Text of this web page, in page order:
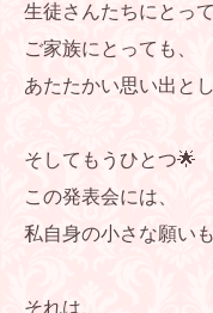
生徒さんたちにとって
ご家族にとっても、
あたたかい思い出と
そしてもうひとつ🌟
この発表会には、
私自身の小さな願い
それは、